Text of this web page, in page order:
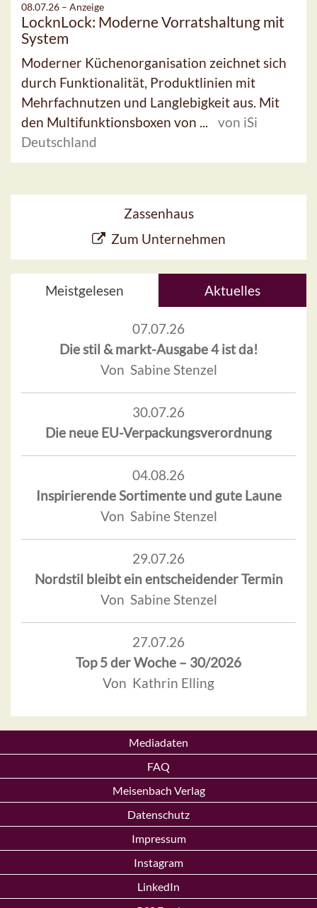
08.07.26 – Anzeige
LocknLock: Moderne Vorratshaltung mit
System
Moderner Küchenorganisation zeichnet sich
durch Funktionalität, Produktlinien mit
Mehrfachnutzen und Langlebigkeit aus. Mit
den Multifunktionsboxen von ...
von iSi
Deutschland
Zassenhaus
Zum Unternehmen
Meistgelesen Aktuelles
07.07.26
Die stil & markt-Ausgabe 4 ist da!
Von Sabine Stenzel
30.07.26
Die neue EU-Verpackungsverordnung
04.08.26
Inspirierende Sortimente und gute Laune
Von Sabine Stenzel
29.07.26
Nordstil bleibt ein entscheidender Termin
Von Sabine Stenzel
27.07.26
Top 5 der Woche – 30/2026
Von Kathrin Elling
Mediadaten
FAQ
Meisenbach Verlag
Datenschutz
Impressum
Instagram
LinkedIn